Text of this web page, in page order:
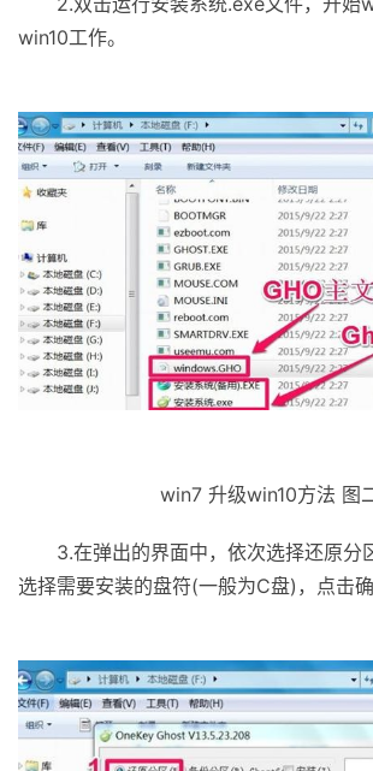
win10工作。
win7 升级win10方法 图
3.在弹出的界面中，依次选择还原分
选择需要安装的盘符(一般为C盘)，点击确